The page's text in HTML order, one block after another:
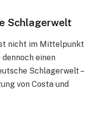
Schlagerwelt
nicht im Mittelpunkt
einen
Schlagerwelt –
von Costa und